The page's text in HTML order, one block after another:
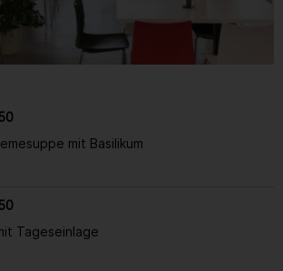
mit Basilikum
Tageseinlage